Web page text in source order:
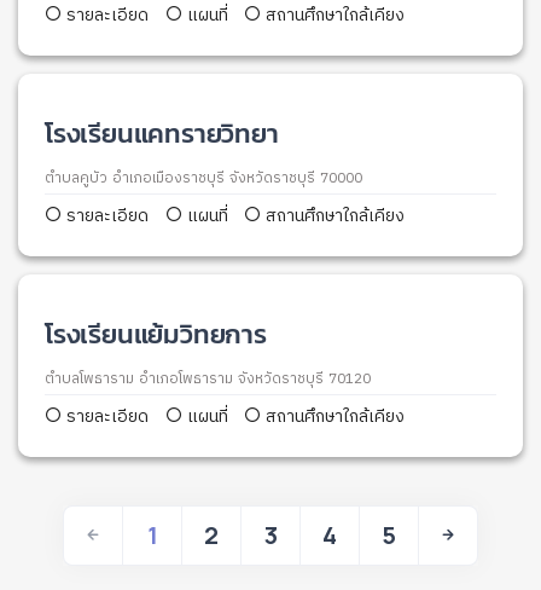
รายละเอียด แผนที่ สถานศึกษาใกล้เคียง
โรงเรียนแคทรายวิทยา
ตำบลคูบัว อำเภอเมืองราชบุรี จังหวัดราชบุรี 70000
รายละเอียด แผนที่ สถานศึกษาใกล้เคียง
โรงเรียนแย้มวิทยการ
ตำบลโพธาราม อำเภอโพธาราม จังหวัดราชบุรี 70120
รายละเอียด แผนที่ สถานศึกษาใกล้เคียง
1 2 3 4 5